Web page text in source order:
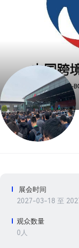
展会时间
2027-03-18 至
观众数量
0人